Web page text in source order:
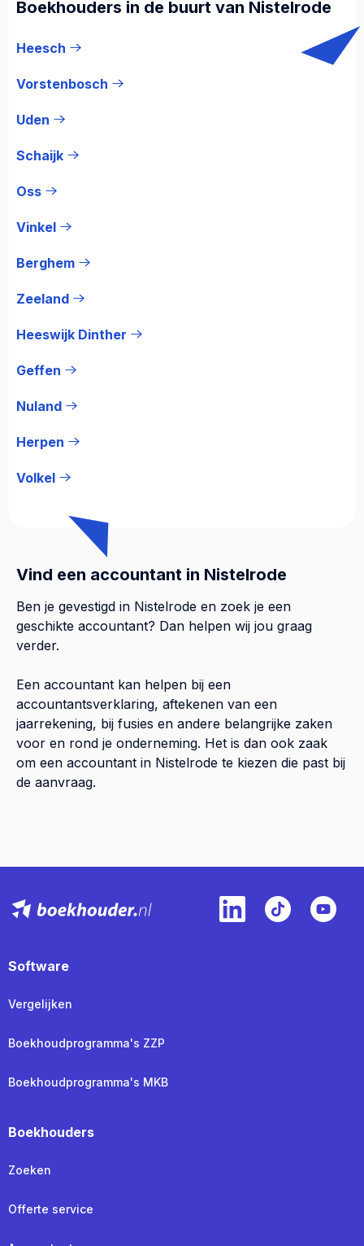
Boekhouders in de buurt van Nistelrode
Heesch
Vorstenbosch
Uden
Schaijk
Oss
Vinkel
Berghem
Zeeland
Heeswijk Dinther
Geffen
Nuland
Herpen
Volkel
Vind een accountant in Nistelrode
Ben je gevestigd in Nistelrode en zoek je een
geschikte accountant? Dan helpen wij jou graag
verder.
Een accountant kan helpen bij een
accountantsverklaring, aftekenen van een
jaarrekening, bij fusies en andere belangrijke zaken
voor en rond je onderneming. Het is dan ook zaak
om een accountant in Nistelrode te kiezen die past bij
de aanvraag.
Software
Vergelijken
Boekhoudprogramma's ZZP
Boekhoudprogramma's MKB
Boekhouders
Zoeken
Offerte service